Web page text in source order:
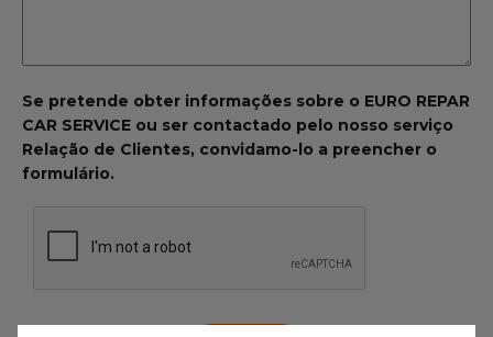
Se pretende obter informações sobre o EURO REPAR
CAR SERVICE ou ser contactado pelo nosso serviço
Relação de Clientes, convidamo-lo a preencher o
formulário.